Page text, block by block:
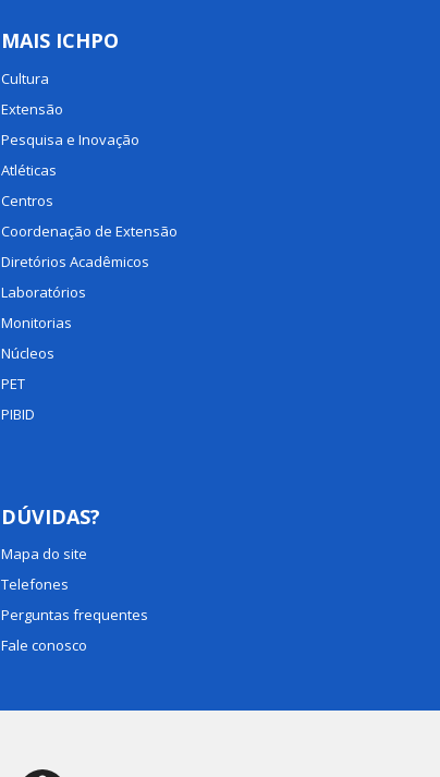
MAIS ICHPO
Cultura
Extensão
Pesquisa e Inovação
Atléticas
Centros
Coordenação de Extensão
Diretórios Acadêmicos
Laboratórios
Monitorias
Núcleos
PET
PIBID
DÚVIDAS?
Mapa do site
Telefones
Perguntas frequentes
Fale conosco